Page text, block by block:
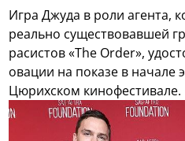
Игра Джуда в роли агента,
реально существовавшей
расистов «The Order»,
овации на показе в начале
Цюрихском кинофестивале.